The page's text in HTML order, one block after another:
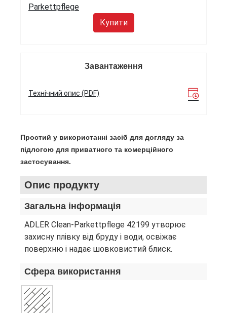
Простий у використанні засіб для догляду за
підлогою для приватного та комерційного
застосування.
Опис продукту
Загальна інформація
ADLER Clean-Parkettpflege 42199 утворює
захисну плівку від бруду і води, освіжає
поверхню і надає шовковистий блиск.
Сфера використання
Parkettpflege
Купити
Завантаження
Технічний опис (PDF)